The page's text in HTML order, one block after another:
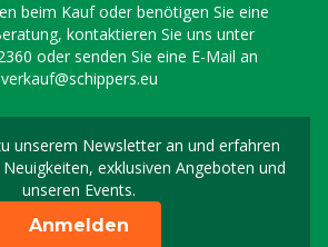
beim Kauf oder benötigen Sie eine
kontaktieren Sie uns unter
oder senden Sie eine E-Mail an
verkauf@schippers.eu
unserem Newsletter an und erfahren
exklusiven Angeboten und
unseren Events.
Melden Sie sich für
Anmelden